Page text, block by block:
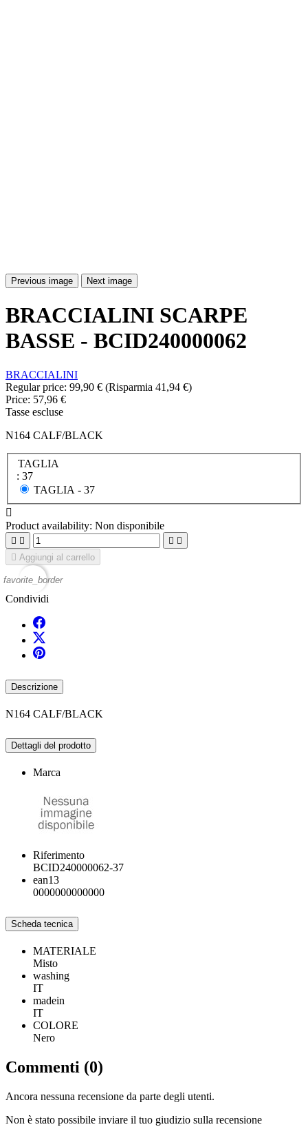
Previous image Next image
BRACCIALINI SCARPE
BASSE - BCID240000062
BRACCIALINI
Regular price: 99,90 € (Risparmia 41,94 €)
Price: 57,96 €
Tasse escluse
N164 CALF/BLACK
TAGLIA
: 37
TAGLIA - 37

Product availability: Non disponibile
   
 Aggiungi al carrello
favorite_border
Condividi
Descrizione
N164 CALF/BLACK
Dettagli del prodotto
Marca
Riferimento
BCID240000062-37
ean13
0000000000000
Scheda tecnica
MATERIALE
Misto
washing
IT
madein
IT
COLORE
Nero
Commenti (0)
Ancora nessuna recensione da parte degli utenti.
Non è stato possibile inviare il tuo giudizio sulla recensione